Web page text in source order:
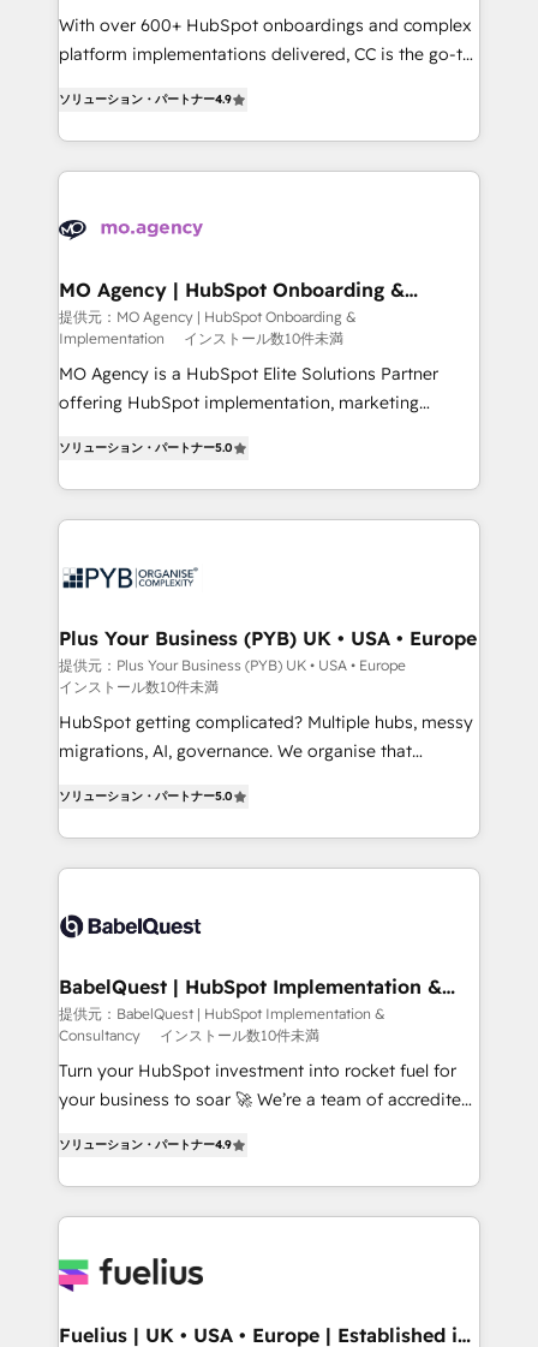
supported over 500 organisations with HubSpot
implementation, optimisation, training, and
methodology will ensure that you receive the best
deployment experience possible. Whether you are
new to HubSpot or seeking to turn around a poor
expertise to deliver the solutions you need.
With over 600+ HubSpot onboardings and complex
platform implementations delivered, CC is the go-to
migrate, replatform, and scale smarter. We specialize
in high-impact CRM and CMS migrations and
onboarding from platforms like Salesforce, NetSuite,
WordPress and legacy CRMs, turning fragmented
architectures that accelerate revenue operations and
performance. - Multi-object CRM migration, cleanup,
and implementation. - Pre-built and custom
integrations across your full tech stack. - Custom
object setup, CMS builds, and full-funnel automation.
nurturing sequences. - Cross-hub setup across
Marketing, Sales, Operations, and Service Hubs. -
Ongoing optimization, managed support, and
powerful growth engine. Built to convert, scale, and
ソリューション・パートナー4.9
MO Agency | HubSpot Onboarding &
Implementation
提供元：MO Agency | HubSpot Onboarding &
Implementation
インストール数10件未満
MO Agency is a HubSpot Elite Solutions Partner
offering HubSpot implementation, marketing
paid media, content marketing, AEO and GEO (AI
search optimisation), and HubSpot Content Hub and
WordPress development. We work with enterprise
professional services, financial services and
Town, Dubai & London. 500+ HubSpot CRM
implementations delivered. AI visibility coverage
across ChatGPT, Claude, Perplexity, Gemini and
Google AI Overviews. HubSpot Impact Award -
Customer First HubSpot Impact Award - Integrations
Migration Excellence HubSpot Impact Award -
Platform Excellence 40+ full-time HubSpot
professionals. 100s of certifications and
ソリューション・パートナー5.0
Plus Your Business (PYB) UK • USA • Europe
提供元：Plus Your Business (PYB) UK • USA • Europe
インストール数10件未満
HubSpot getting complicated? Multiple hubs, messy
migrations, AI, governance. We organise that
Welcome to our Profile! We help with: • CRM
implementation, reports, workflows, and team
training • CRM migration from Salesforce, Pipedrive,
custom API integrations • AI governance for
Boutique 'Elite' team of 12 • 150+ clients across Sales
Hub, Marketing Hub, Service Hub, Data Hub and
CMS • ISO/IEC 27001:2022, ISO 9001:2015, and ISO
42001:2023 certified - the AI management standard •
GuardHub: our AI governance framework, built on
'𝗖𝗼𝗻𝘁𝗮𝗰𝘁 𝗯𝘂𝘀𝗶𝗻𝗲𝘀𝘀' button to get in touch (𝘸𝘦'𝘳𝘦
𝘴𝘶𝘱𝘦𝘳 𝘳𝘦𝘴𝘱𝘰𝘯𝘴𝘪𝘷𝘦)
ソリューション・パートナー5.0
BabelQuest | HubSpot Implementation &
Consultancy
提供元：BabelQuest | HubSpot Implementation &
Consultancy
インストール数10件未満
Turn your HubSpot investment into rocket fuel for
your business to soar 🚀 We’re a team of accredited
implement the platform into complex business
environments, optimise what you've got and make
sure you can actually use it, build your website in
for you and execute it on HubSpot. We are on the
framework, meaning we've been accredited by
ソリューション・パートナー4.9
Fuelius | UK • USA • Europe | Established in